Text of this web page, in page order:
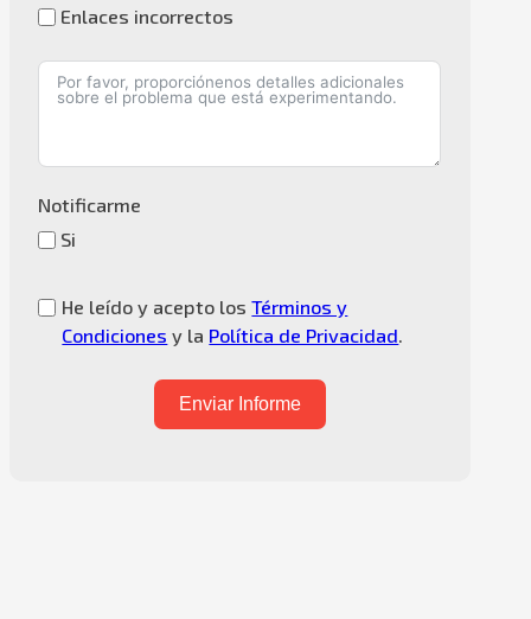
Enlaces incorrectos
Notificarme
Si
He leído y acepto losTérminos y
Condiciones y la Política de Privacidad.
Enviar Informe